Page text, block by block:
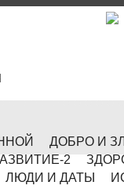
ДОБРО И
2
ЛЮДИ И ДАТЫ